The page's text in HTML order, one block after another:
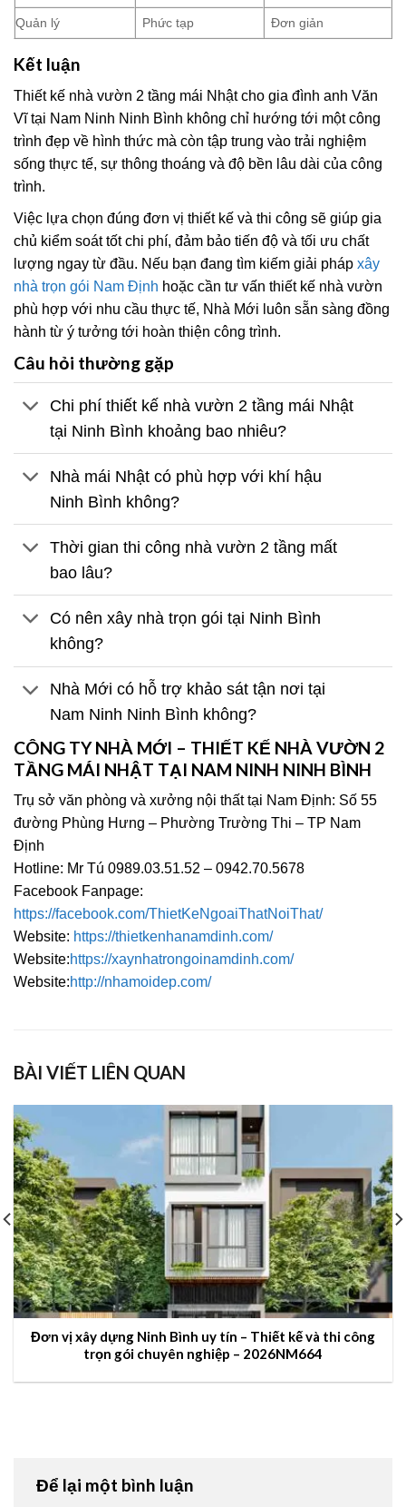
Quản lý Phức tạp Đơn giản
Kết luận
Thiết kế nhà vườn 2 tầng mái Nhật cho gia đình anh Văn
Vĩ tại Nam Ninh Ninh Bình không chỉ hướng tới một công
trình đẹp về hình thức mà còn tập trung vào trải nghiệm
sống thực tế, sự thông thoáng và độ bền lâu dài của công
trình.
Việc lựa chọn đúng đơn vị thiết kế và thi công sẽ giúp gia
chủ kiểm soát tốt chi phí, đảm bảo tiến độ và tối ưu chất
lượng ngay từ đầu. Nếu bạn đang tìm kiếm giải pháp xây
nhà trọn gói Nam Định hoặc cần tư vấn thiết kế nhà vườn
phù hợp với nhu cầu thực tế, Nhà Mới luôn sẵn sàng đồng
hành từ ý tưởng tới hoàn thiện công trình.
Câu hỏi thường gặp
Chi phí thiết kế nhà vườn 2 tầng mái Nhật
tại Ninh Bình khoảng bao nhiêu?
Nhà mái Nhật có phù hợp với khí hậu
Ninh Bình không?
Thời gian thi công nhà vườn 2 tầng mất
bao lâu?
Có nên xây nhà trọn gói tại Ninh Bình
không?
Nhà Mới có hỗ trợ khảo sát tận nơi tại
Nam Ninh Ninh Bình không?
CÔNG TY NHÀ MỚI – THIẾT KẾ NHÀ VƯỜN 2
TẦNG MÁI NHẬT TẠI NAM NINH NINH BÌNH
Trụ sở văn phòng và xưởng nội thất tại Nam Định: Số 55
đường Phùng Hưng – Phường Trường Thi – TP Nam
Định
Hotline: Mr Tú 0989.03.51.52 – 0942.70.5678
Facebook Fanpage:
https://facebook.com/ThietKeNgoaiThatNoiThat/
Website: https://thietkenhanamdinh.com/
Website:https://xaynhatrongoinamdinh.com/
Website:http://nhamoidep.com/
BÀI VIẾT LIÊN QUAN
Đơn vị xây dựng Ninh Bình uy tín – Thiết kế và thi công
trọn gói chuyên nghiệp – 2026NM664
Để lại một bình luận